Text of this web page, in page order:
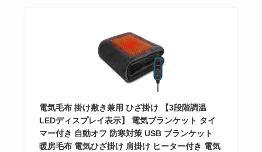
電気毛布 掛け敷き兼用 ひざ掛け 【3段階調温
LEDディスプレイ表示】 電気ブランケット タイ
マー付き 自動オフ 防寒対策 USB ブランケット
暖房毛布 電気ひざ掛け 肩掛け ヒーター付き 電気